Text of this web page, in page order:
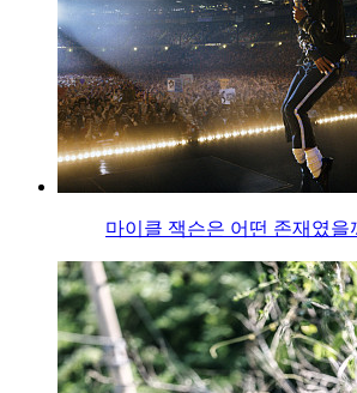
마이클 잭슨은 어떤 존재였을